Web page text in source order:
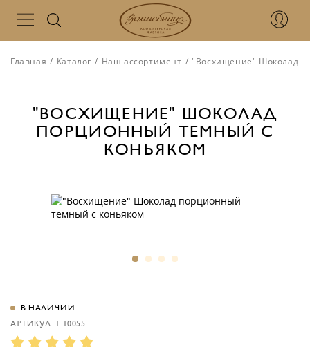
Главная / Каталог / Наш ассортимент / "Восхищение" Шоколад
"ВОСХИЩЕНИЕ" ШОКОЛАД
ПОРЦИОННЫЙ ТЕМНЫЙ С
КОНЬЯКОМ
В НАЛИЧИИ
АРТИКУЛ: 1.10055